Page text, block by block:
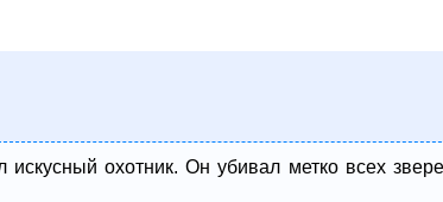
охотник. Он убивал метко всех